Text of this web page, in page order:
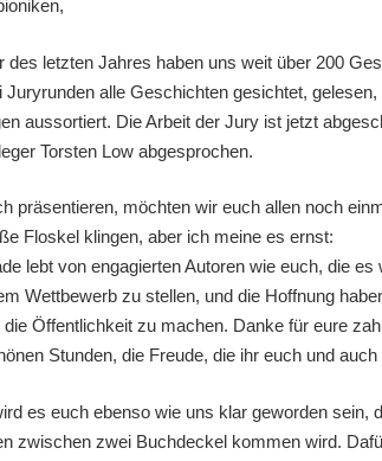
des letzten Jahres haben uns weit über 200
Juryrunden alle Geschichten gesichtet,
aussortiert. Die Arbeit der Jury ist jetzt
Torsten Low abgesprochen.
präsentieren, möchten wir euch allen noch
Floskel klingen, aber ich meine es ernst:
lebt von engagierten Autoren wie euch, die es
Wettbewerb zu stellen, und die Hoffnung
Öffentlichkeit zu machen. Danke für eure
Stunden, die Freude, die ihr euch und
es euch ebenso wie uns klar geworden sein,
zwischen zwei Buchdeckel kommen wird.